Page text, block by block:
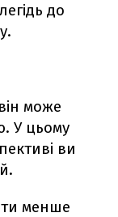
до
може
У цьому
ви
менше